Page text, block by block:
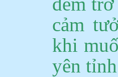
cảm
khi
yên